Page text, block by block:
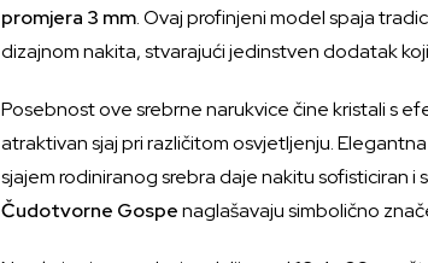
promjera 3 mm. Ovaj profinjeni model spaja
dizajnom nakita, stvarajući jedinstven dodatak
Posebnost ove srebrne narukvice čine kristali s
atraktivan sjaj pri različitom osvjetljenju.
sjajem rodiniranog srebra daje nakitu sofisticiran i
Čudotvorne Gospenaglašavaju simbolično